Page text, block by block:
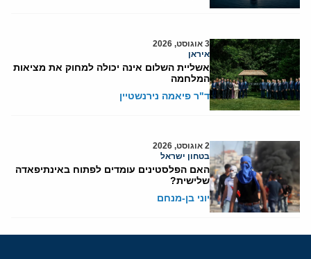
3 אוגוסט, 2026
איראן
אשליית השלום אינה יכולה למחוק את מציאות
המלחמה
ד"ר פיאמה נירנשטיין
2 אוגוסט, 2026
בטחון ישראל
האם הפלסטינים עומדים לפתוח באינתיפאדה
שלישית?
יוני בן-מנחם